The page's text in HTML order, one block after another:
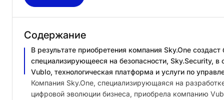
Содержание
В результате приобретения компания Sky.One
специализирующееся на безопасности, Sky.Security, в
Vublo, технологическая платформа и услуги по
Компания Sky.One, специализирующаяся на
цифровой эволюции бизнеса, приобрела компанию